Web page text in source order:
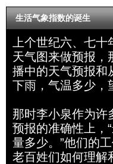
生活气象指数的诞生
上个世纪六、七
天气图来做预报，
播中的天气预报和
下雨，气温多少，
那时李小泉作为许
预报的准确性上，
量多少。”他们的
老百姓们如何理解